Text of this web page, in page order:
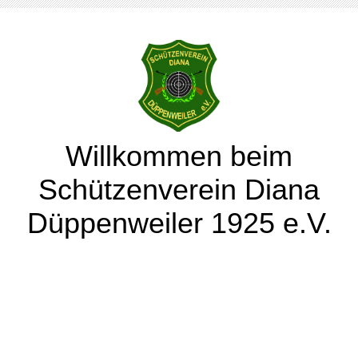
Willkommen beim
Schützenverein Diana
Düppenweiler 1925 e.V.